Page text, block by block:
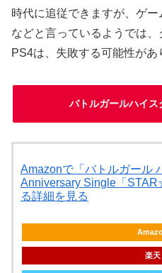
時代に追従できますが、ゲ
などと言っているようでは
PS4は、失敗する可能性があ
バトルガールハイ
Amazonで「バトルガール
Anniversary Single「
る詳細を見る
楽天